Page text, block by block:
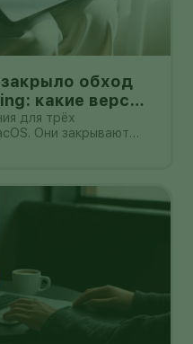
обход
какие версии
для трёх
Они закрывают